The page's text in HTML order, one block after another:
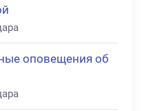
оповещения об